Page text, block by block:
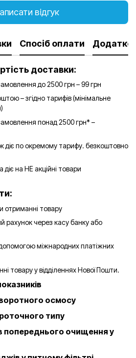
відгук
Спосіб оплати
доставки:
до 2500 грн – 99 грн
– згідно тарифів (мінімальне
понад 2500 грн* –
діє по окремому тарифу. безкоштовно
на НЕ акційні товари
отриманні товару
рахунок через касу банку або
міжнародних платіжних
товару у відділеннях Нової Пошти.
осмосу
типу
попереднього очищення у